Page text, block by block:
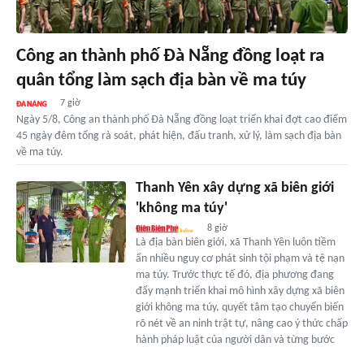
Công an thành phố Đà Nẵng đồng loạt ra
quân tổng làm sạch địa bàn về ma túy
7 giờ
Ngày 5/8, Công an thành phố Đà Nẵng đồng loạt triển khai đợt cao điểm
45 ngày đêm tổng rà soát, phát hiện, đấu tranh, xử lý, làm sạch địa bàn
về ma túy.
Thanh Yên xây dựng xã biên giới
'không ma túy'
8 giờ
Là địa bàn biên giới, xã Thanh Yên luôn tiềm
ẩn nhiều nguy cơ phát sinh tội phạm và tệ nạn
ma túy. Trước thực tế đó, địa phương đang
đẩy mạnh triển khai mô hình xây dựng xã biên
giới không ma túy, quyết tâm tạo chuyển biến
rõ nét về an ninh trật tự, nâng cao ý thức chấp
hành pháp luật của người dân và từng bước